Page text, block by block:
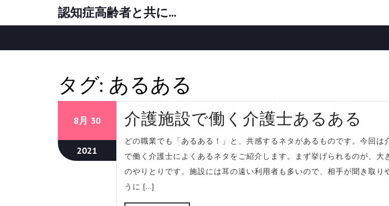
content
認知症高齢者と共に…
タグ: あるある
8月 08/30/2021
3008/30/2021
2021 08/30/2021
介護施設で働く介護士あるある
護
施
設
どの職業でも「あるある！」と、共感するネタがあるものです。今回は
で働く介護士によくあるネタをご紹介します。まず挙げられるのが、大
のやりとりです。施設には耳の遠い利用者も多いので、相手が聞き取り
うに […]